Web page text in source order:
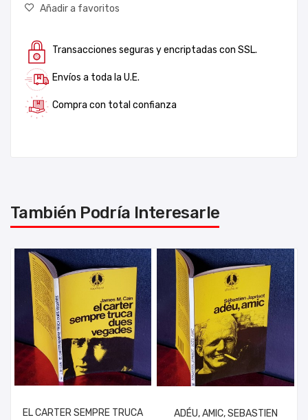
Añadir a favoritos
Transacciones seguras y encriptadas con SSL.
Envíos a toda la U.E.
Compra con total confianza
También Podría Interesarle
EL CARTER SEMPRE TRUCA
ADÉU, AMIC, SEBASTIEN